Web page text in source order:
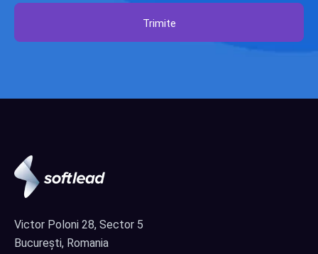
Trimite
Victor Poloni 28, Sector 5
București, Romania